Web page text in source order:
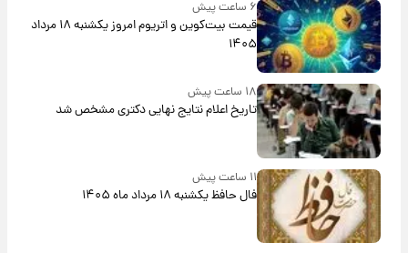
۶ ساعت پیش
قیمت بیت‌کوین و اتریوم امروز یکشنبه ۱۸ مرداد
۱۴۰۵
۱۸ ساعت پیش
تاریخ اعلام نتایج نهایی دکتری مشخص شد
۱۱ ساعت پیش
فال حافظ یکشنبه ۱۸ مرداد ماه ۱۴۰۵